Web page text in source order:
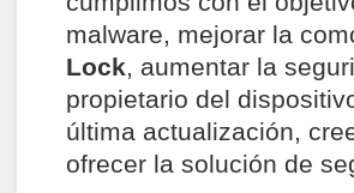
malware, mejorar la
Lock, aumentar la
propietario del
última actualización,
ofrecer la solución de